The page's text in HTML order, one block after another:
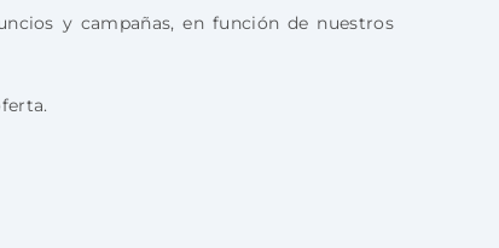
y campañas, en función de nuestros